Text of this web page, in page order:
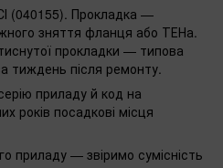
(040155). Прокладка —
зняття фланця або ТЕНа.
прокладки — типова
тиждень після ремонту.
приладу й код на
років посадкові місця
приладу — звіримо сумісність